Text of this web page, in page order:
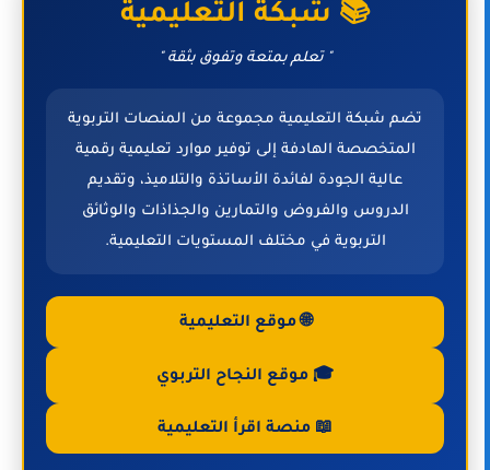
📚 شبكة التعليمية
" تعلم بمتعة وتفوق بثقة "
تضم شبكة التعليمية مجموعة من المنصات التربوية
المتخصصة الهادفة إلى توفير موارد تعليمية رقمية
عالية الجودة لفائدة الأساتذة والتلاميذ، وتقديم
الدروس والفروض والتمارين والجذاذات والوثائق
التربوية في مختلف المستويات التعليمية.
🌐 موقع التعليمية
🎓 موقع النجاح التربوي
📖 منصة اقرأ التعليمية